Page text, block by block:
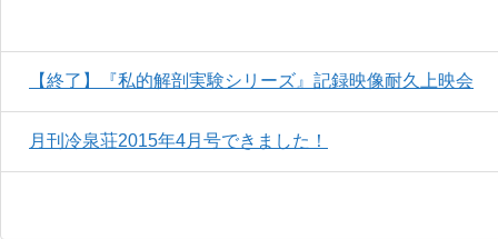
【終了】『私的解剖実験シリーズ』記録映像耐久上映会
月刊冷泉荘2015年4月号できました！